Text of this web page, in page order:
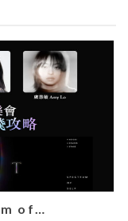
of…